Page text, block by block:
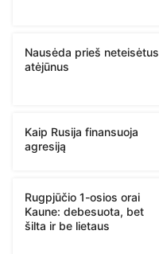
Nausėda prieš neteisėtus
atėjūnus
Kaip Rusija finansuoja
agresiją
Rugpjūčio 1-osios orai
Kaune: debesuota, bet
šilta ir be lietaus